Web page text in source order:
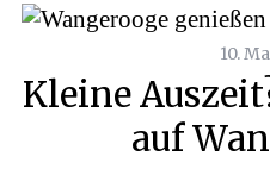
10.
Kleine
auf